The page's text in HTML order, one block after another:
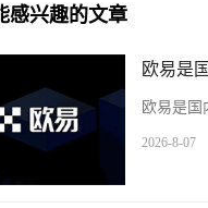
感兴趣的文章
欧易是
欧易是
2026-8-07